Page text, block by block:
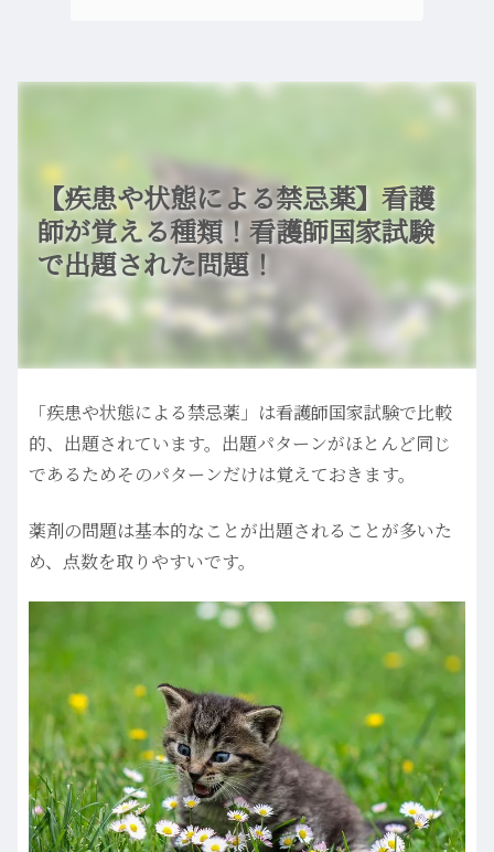
【疾患や状態による禁忌薬】看護
師が覚える種類！看護師国家試験
で出題された問題！
「疾患や状態による禁忌薬」は看護師国家試験で比較
的、出題されています。出題パターンがほとんど同じ
であるためそのパターンだけは覚えておきます。
薬剤の問題は基本的なことが出題されることが多いた
め、点数を取りやすいです。